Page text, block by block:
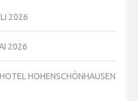
2026
2026
HOHENSCHÖNHAUSEN